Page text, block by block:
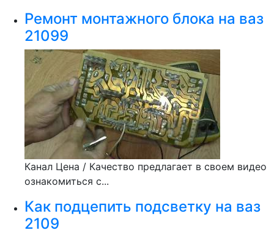
Ремонт монтажного блока на ваз
21099
Канал Цена / Качество предлагает в своем видео
ознакомиться с...
Как подцепить подсветку на ваз
2109